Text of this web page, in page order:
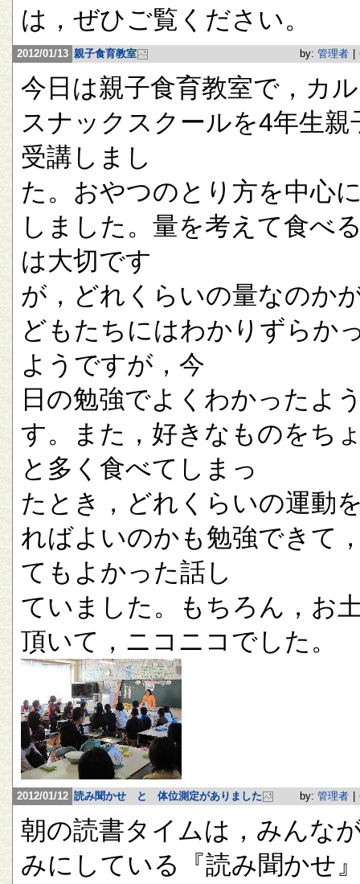
は，ぜひご覧ください。
2012/01/13 親子食育教室 by: 管理者
今日は親子食育教室で，カ
スナックスクールを4年生親
受講しまし
た。おやつのとり方を中心
しました。量を考えて食べ
は大切です
が，どれくらいの量なのか
どもたちにはわかりずらか
ようですが，今
日の勉強でよくわかったよ
す。また，好きなものをち
と多く食べてしまっ
たとき，どれくらいの運動
ればよいのかも勉強できて
てもよかった話し
ていました。もちろん，お
頂いて，ニコニコでした。
2012/01/12 読み聞かせ と 体位測定がありました by: 管理者
朝の読書タイムは，みんな
みにしている『読み聞かせ